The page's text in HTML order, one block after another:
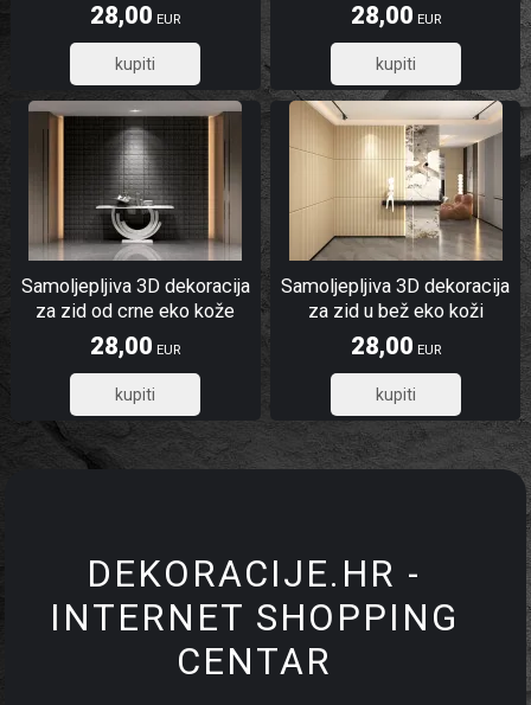
28,00 EUR
22,40
28,00 EUR
22,40
Samoljepljiva 3D dekoracija
za zid od crne eko kože
kvadrati
28,00 EUR
22,40
Samoljepljiva 3D dekoracija
za zid u bež eko koži
28,00 EUR
22,40
DEKORACIJE.HR -
INTERNET SHOPPING
CENTAR